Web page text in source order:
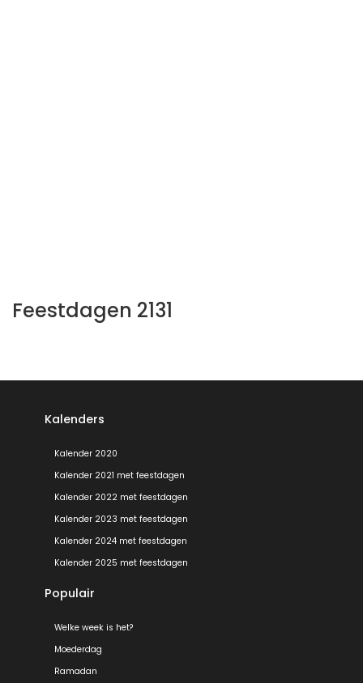
Feestdagen 2131
Kalenders
Kalender 2020
Kalender 2021 met feestdagen
Kalender 2022 met feestdagen
Kalender 2023 met feestdagen
Kalender 2024 met feestdagen
Kalender 2025 met feestdagen
Populair
Welke week is het?
Moederdag
Ramadan